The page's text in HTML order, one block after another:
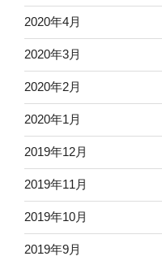
2020年4月
2020年3月
2020年2月
2020年1月
2019年12月
2019年11月
2019年10月
2019年9月